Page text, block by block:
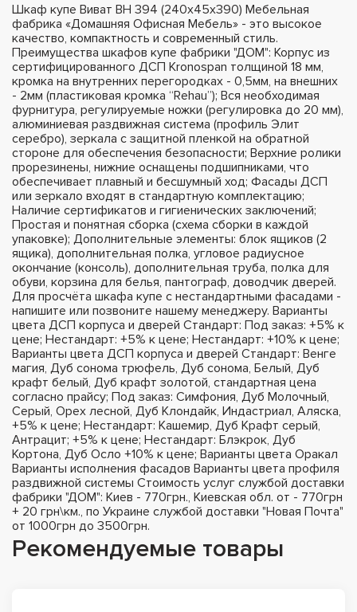
Шкаф купе Виват ВН 394 (240х45х390) Мебельная
фабрика «Домашняя Офисная Мебель» - это высокое
качество, компактность и современный стиль.
Преимущества шкафов купе фабрики "ДОМ": Корпус из
сертифицированного ДСП Kronospan толщиной 18 мм,
кромка на внутренних перегородках - 0,5мм, на внешних
- 2мм (пластиковая кромка “Rehau”); Вся необходимая
фурнитура, регулируемые ножки (регулировка до 20 мм),
алюминиевая раздвижная система (профиль Элит
серебро), зеркала с защитной пленкой на обратной
стороне для обеспечения безопасности; Верхние ролики
прорезинены, нижние оснащены подшипниками, что
обеспечивает плавный и бесшумный ход; Фасады ДСП
или зеркало входят в стандартную комплектацию;
Наличие сертификатов и гигиенических заключений;
Простая и понятная сборка (схема сборки в каждой
упаковке); Дополнительные элементы: блок ящиков (2
ящика), дополнительная полка, угловое радиусное
окончание (консоль), дополнительная труба, полка для
обуви, корзина для белья, пантограф, доводчик дверей.
Для просчёта шкафа купе с нестандартными фасадами -
напишите или позвоните нашему менеджеру. Варианты
цвета ДСП корпуса и дверей Стандарт: Под заказ: +5% к
цене; Нестандарт: +5% к цене; Нестандарт: +10% к цене;
Варианты цвета ДСП корпуса и дверей Стандарт: Венге
магия, Дуб сонома трюфель, Дуб сонома, Белый, Дуб
крафт белый, Дуб крафт золотой, стандартная цена
согласно прайсу; Под заказ: Симфония, Дуб Молочный,
Серый, Орех лесной, Дуб Клондайк, Индастриал, Аляска,
+5% к цене; Нестандарт: Кашемир, Дуб Крафт серый,
Антрацит; +5% к цене; Нестандарт: Блэкрок, Дуб
Кортона, Дуб Осло +10% к цене; Варианты цвета Оракал
Варианты исполнения фасадов Варианты цвета профиля
раздвижной системы Стоимость услуг службой доставки
фабрики "ДОМ": Киев - 770грн., Киевская обл. от - 770грн
+ 20 грн\км., по Украине службой доставки "Новая Почта"
от 1000грн до 3500грн.
Рекомендуемые товары